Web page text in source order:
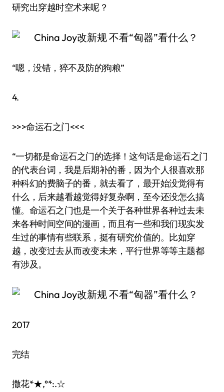
研究出穿越时空术来呢？
“嗯，没错，猝不及防的狗粮”
4.
>>>命运石之门<<<
“一切都是命运石之门的选择！这句话是命运石之门
的代表台词，我是后期补的番，因为个人很喜欢那
种科幻的费脑子的番，就去看了，最开始没觉得有
什么，后来越看越觉得好复杂啊，至今还没怎么搞
懂。命运石之门也是一个关于各种世界各种过去未
来各种时间空间的漫画，而且有一些和我们现实发
生过的事情有些联系，挺有研究价值的。比如穿
越，改变过去从而改变未来，平行世界等等主题都
有涉及。
2017
完结
撒花*★,°*:.☆